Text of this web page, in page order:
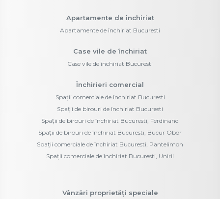
Apartamente de închiriat
Apartamente de închiriat Bucuresti
Case vile de închiriat
Case vile de închiriat Bucuresti
Închirieri comercial
Spații comerciale de închiriat Bucuresti
Spații de birouri de închiriat Bucuresti
Spații de birouri de închiriat Bucuresti, Ferdinand
Spații de birouri de închiriat Bucuresti, Bucur Obor
Spații comerciale de închiriat Bucuresti, Pantelimon
Spații comerciale de închiriat Bucuresti, Unirii
Vânzări proprietăți speciale